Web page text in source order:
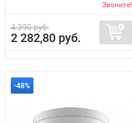
Звоните!
4 390 руб.
2 282,80 руб.
-48%